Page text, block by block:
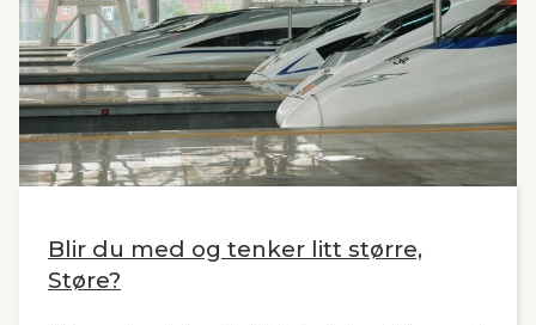
Blir du med og tenker litt større,
Støre?